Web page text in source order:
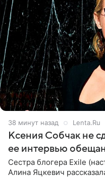
38 минут назад Lenta.Ru
Ксения Собчак не
ее интервью
Сестра блогера Exile
Алина Яцкевич